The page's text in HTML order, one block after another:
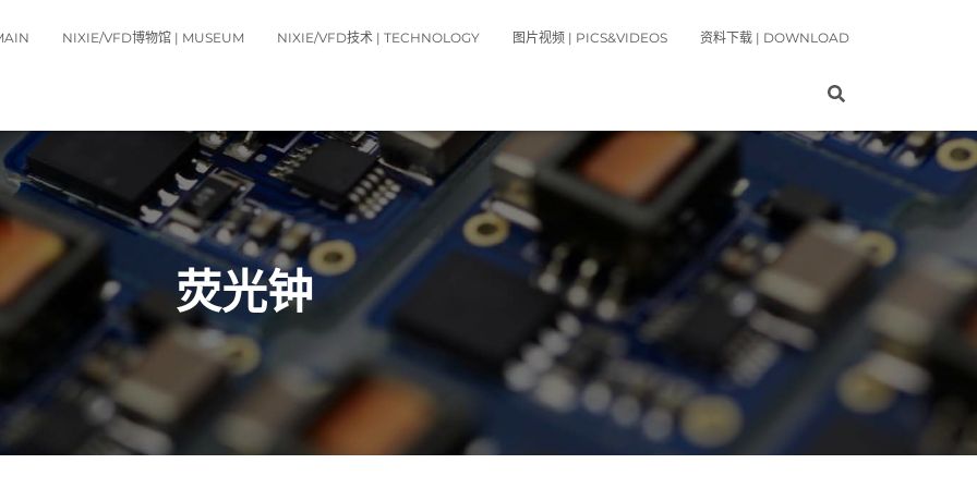
NIXIE/VFD博物馆 | MUSEUM NIXIE/VFD技术 | TECHNOLOGY 图片视频 | PICS&VIDEOS 资料下载 | DOWNLOAD
荧光钟